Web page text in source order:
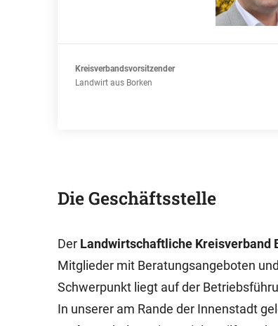
Kreisverbandsvorsitzender
Landwirt aus Borken
Die Geschäftsstelle
Der Landwirtschaftliche Kreisverband
Mitglieder mit Beratungsangeboten
Schwerpunkt liegt auf der
In unserer am Rande der Innenstadt